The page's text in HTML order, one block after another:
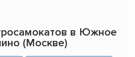
в Южное
(Москве)